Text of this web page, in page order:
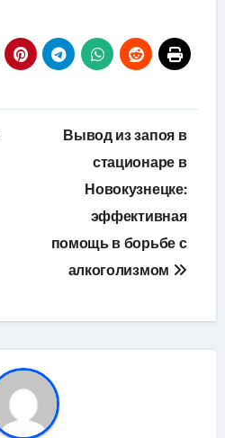
Вывод из запоя в
стационаре в
Новокузнецке:
эффективная
помощь в борьбе с
алкоголизмом